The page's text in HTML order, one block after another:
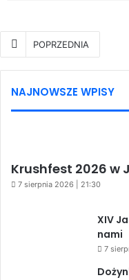
POPRZEDNIA
NAJNOWSZE WPISY
Krushfest 2026 w
7 sierpnia 2026 | 21:30
XIV
nami
7